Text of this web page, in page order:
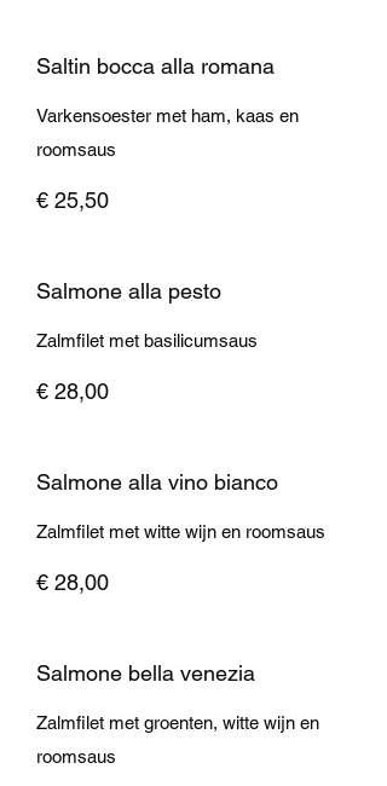
Saltin bocca alla romana
Varkensoester met ham, kaas en
roomsaus
€ 25,50
Salmone alla pesto
Zalmfilet met basilicumsaus
€ 28,00
Salmone alla vino bianco
Zalmfilet met witte wijn en roomsaus
€ 28,00
Salmone bella venezia
Zalmfilet met groenten, witte wijn en
roomsaus